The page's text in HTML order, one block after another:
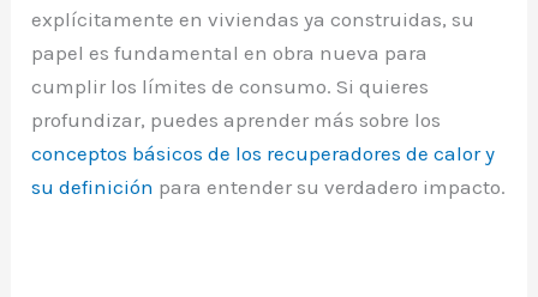
explícitamente en viviendas ya construidas, su
papel es fundamental en obra nueva para
cumplir los límites de consumo. Si quieres
profundizar, puedes aprender más sobre los
conceptos básicos de los recuperadores de calor y
su definición para entender su verdadero impacto.